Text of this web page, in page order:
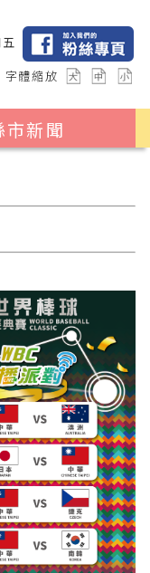
字體縮放
市新聞
夏令營專區
中市
化縣
雄市
報導
東縣
山鎮
栗縣
地區